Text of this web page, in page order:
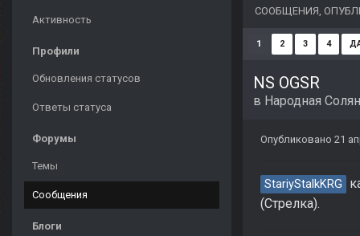
Активность
Профили
Обновления статусов
Ответы статуса
Форумы
Темы
Сообщения
Блоги
СООБЩЕНИЯ,
1 2 3 4
NS OGSR
в Народная
Опубликовано 21
StariyStalkKRG
(Стрелка).